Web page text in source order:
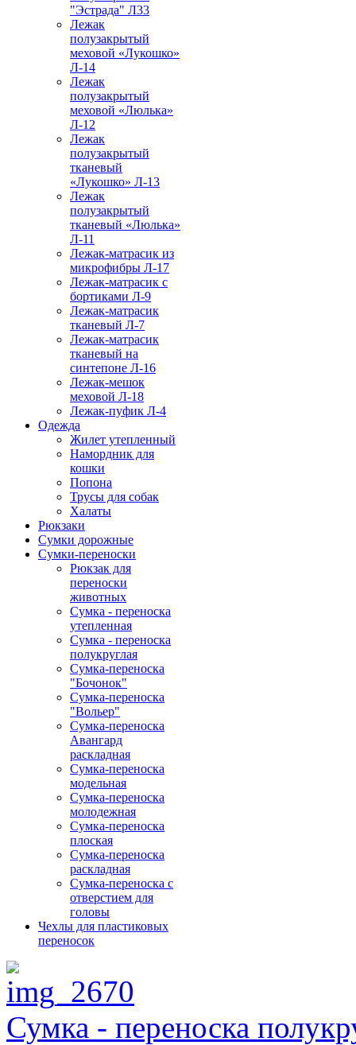
"Эстрада" Л33
Лежак
полузакрытый
меховой «Лукошко»
Л-14
Лежак
полузакрытый
меховой «Люлька»
Л-12
Лежак
полузакрытый
тканевый
«Лукошко» Л-13
Лежак
полузакрытый
тканевый «Люлька»
Л-11
Лежак-матрасик из
микрофибры Л-17
Лежак-матрасик с
бортиками Л-9
Лежак-матрасик
тканевый Л-7
Лежак-матрасик
тканевый на
синтепоне Л-16
Лежак-мешок
меховой Л-18
Лежак-пуфик Л-4
Одежда
Жилет утепленный
Намордник для
кошки
Попона
Трусы для собак
Халаты
Рюкзаки
Сумки дорожные
Сумки-переноски
Рюкзак для
переноски
животных
Сумка - переноска
утепленная
Сумка - переноска
полукруглая
Сумка-переноска
"Бочонок"
Сумка-переноска
"Вольер"
Сумка-переноска
Авангард
раскладная
Сумка-переноска
модельная
Сумка-переноска
молодежная
Сумка-переноска
плоская
Сумка-переноска
раскладная
Сумка-переноска с
отверстием для
головы
Чехлы для пластиковых
переносок
Сумка - переноска